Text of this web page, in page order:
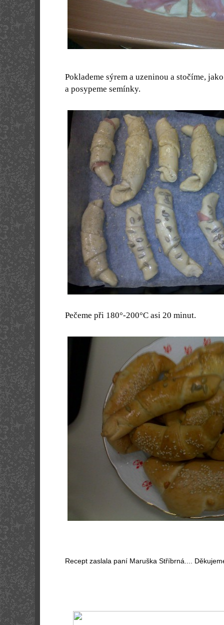
Poklademe sýrem a uzeninou a stočíme,
a posypeme semínky.
Pečeme při 180°-200°C asi 20 minut.
Recept zaslala paní Maruška Stříbrná....